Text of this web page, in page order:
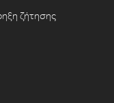
ζήτησης